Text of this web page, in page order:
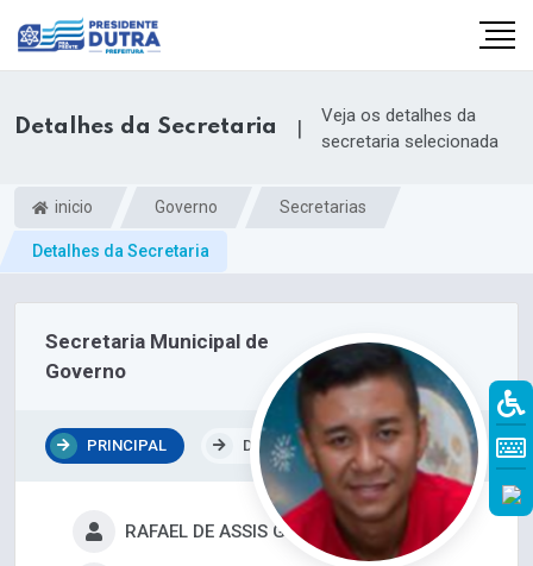
Detalhes da Secretaria |
Veja os detalhes da
secretaria selecionada
inicio Governo Secretarias
Detalhes da Secretaria
Secretaria Municipal de
Governo
PRINCIPAL DEPARTAMENTOS
RAFAEL DE ASSIS GONÇALVES